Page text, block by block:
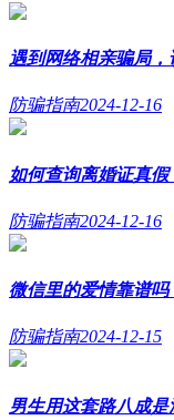
遇到网络相亲骗局，
防骗指南2024-12-16
如何查询离婚证真
防骗指南2024-12-16
微信里的爱情靠谱吗
防骗指南2024-12-15
男生用这套路八成